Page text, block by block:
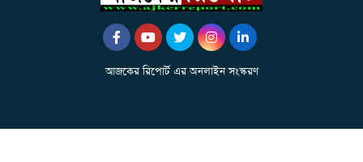
আজকের রিপোর্ট এর অনলাইন সংস্করণ